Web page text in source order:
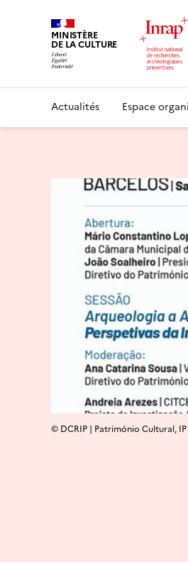
MINISTÈRE
DE LA CULTURE
Actualités Espace
© DCRIP | Património Cultural, IP